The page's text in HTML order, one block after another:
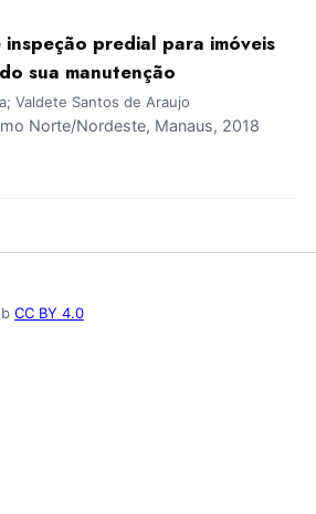
predial para imóveis
sua manutenção
Valdete Santos de Araujo
Norte/Nordeste, Manaus, 2018
CC BY 4.0